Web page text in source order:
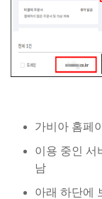
가비아 홈페
이용 중인 서
남
아래 하단에